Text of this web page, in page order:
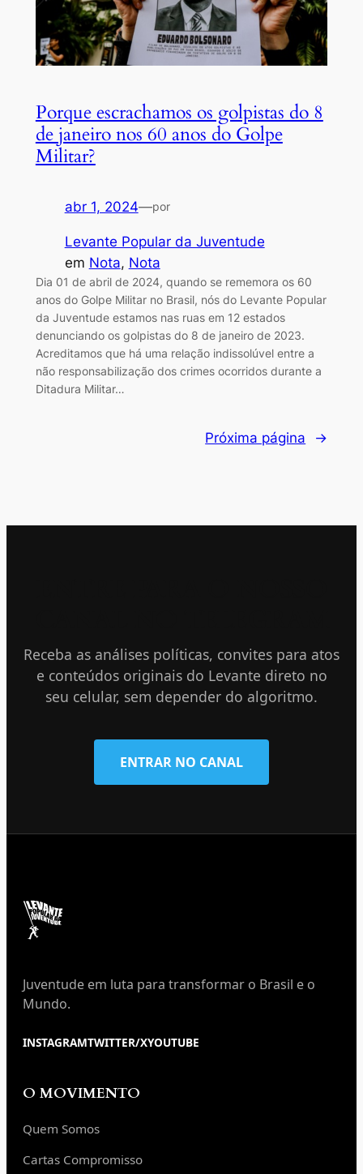
Porque escrachamos os golpistas do 8
de janeiro nos 60 anos do Golpe
Militar?
abr 1, 2024—por
Levante Popular da Juventude
em Nota, Nota
Dia 01 de abril de 2024, quando se rememora os 60
anos do Golpe Militar no Brasil, nós do Levante Popular
da Juventude estamos nas ruas em 12 estados
denunciando os golpistas do 8 de janeiro de 2023.
Acreditamos que há uma relação indissolúvel entre a
não responsabilização dos crimes ocorridos durante a
Ditadura Militar…
Próxima página →
Receba as análises políticas, convites para atos
e conteúdos originais do Levante direto no
seu celular, sem depender do algoritmo.
ENTRAR NO CANAL
Juventude em luta para transformar o Brasil e o
Mundo.
INSTAGRAMTWITTER/XYOUTUBE
O MOVIMENTO
Quem Somos
Cartas Compromisso